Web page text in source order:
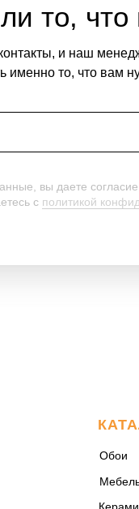
то, что
и наш
именно то, что вам
вы даете
c политикой
Обои